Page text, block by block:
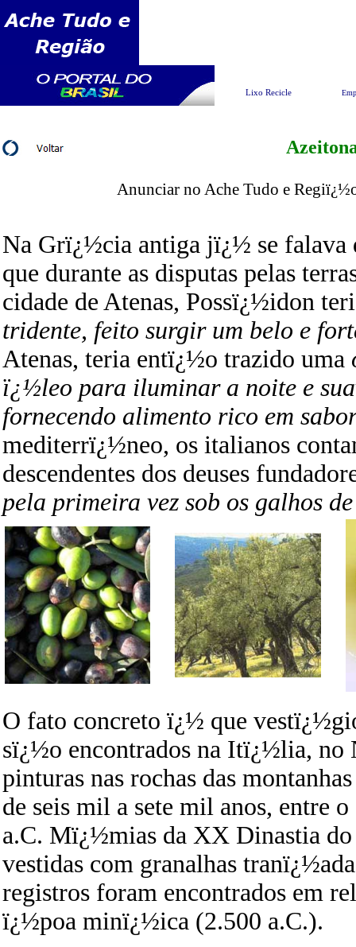
Lixo Recicle
Anunciar no Ache Tudo e
Na Grï¿½cia antiga jï¿½ se falava
que durante as disputas pelas
cidade de Atenas, Possï¿½idon
tridente, feito surgir um belo e
Atenas, teria entï¿½o trazido uma
ï¿½leo para iluminar a noite e
fornecendo alimento rico em
mediterrï¿½neo, os italianos
descendentes dos deuses
pela primeira vez sob os galhos
O fato concreto ï¿½ que
sï¿½o encontrados na Itï¿½lia,
pinturas nas rochas das
de seis mil a sete mil anos, entre
a.C. Mï¿½mias da XX Dinastia
vestidas com granalhas
registros foram encontrados em
ï¿½poa minï¿½ica (2.500 a.C.).